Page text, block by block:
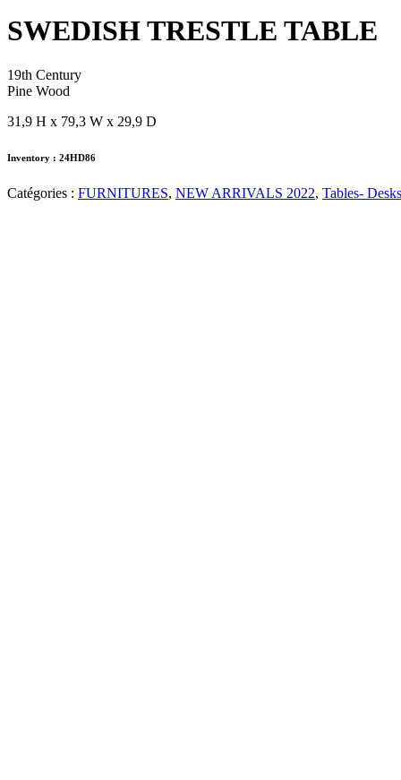
SWEDISH TRESTLE TABLE
19th Century
Pine Wood
31,9 H x 79,3 W x 29,9 D
Inventory : 24HD86
Catégories : FURNITURES, NEW ARRIVALS 2022, Tables-